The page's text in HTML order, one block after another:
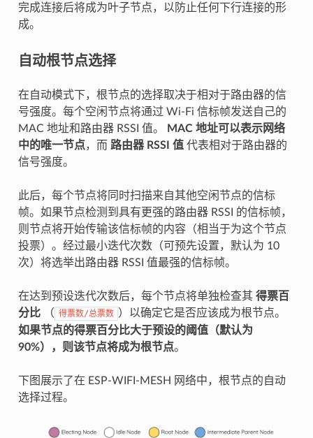
完成连接后将成为叶子节点，以防止任何下行连接的形
成。
自动根节点选择
在自动模式下，根节点的选择取决于相对于路由器的信
号强度。每个空闲节点将通过 Wi-Fi 信标帧发送自己的
MAC 地址和路由器 RSSI 值。
MAC 地址可以表示网络
中的唯一节点，而 路由器 RSSI 值代表相对于路由器的
信号强度。
此后，每个节点将同时扫描来自其他空闲节点的信标
帧。如果节点检测到具有更强的路由器 RSSI 的信标帧，
则节点将开始传输该信标帧的内容（相当于为这个节点
投票）。经过最小迭代次数（可预先设置，默认为 10
次）将选举出路由器 RSSI 值最强的信标帧。
在达到预设迭代次数后，每个节点将单独检查其 得票百
分比（ 得票数/总票数 ）以确定它是否应该成为根节点。
如果节点的得票百分比大于预设的阈值（默认为
90%），则该节点将成为根节点。
下图展示了在 ESP-WIFI-MESH 网络中，根节点的自动
选择过程。